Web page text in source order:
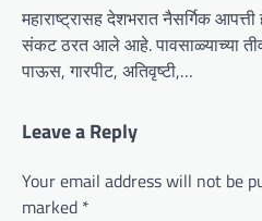
महाराष्ट्रासह देशभरात नैसर्गिक
संकट ठरत आले आहे. पावसाळ्याच्या
पाऊस, गारपीट, अतिवृष्टी,…
Leave a Reply
Your email address will not be
marked *